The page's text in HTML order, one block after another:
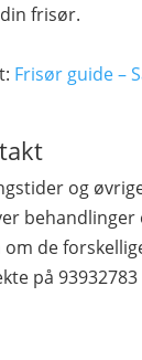
frisør.
Frisør guide –
og
behandlinger
de
på